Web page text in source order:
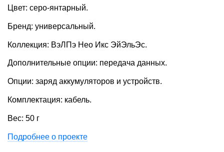
Цвет: серо-янтарный.
Бренд: универсальный.
Коллекция: ВэЛПэ Нео Икс ЭйЭльЭс.
Дополнительные опции: передача данных.
Опции: заряд аккумуляторов и устройств.
Комплектация: кабель.
Вес: 50 г
Подробнее о проекте